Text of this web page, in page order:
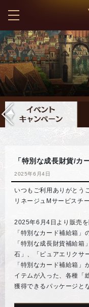
「特別な成長財貨/カ
2025年6月4日
いつもご利用ありがとう
リネージュMサービスチ
2025年6月4日より販売
「特別なカード補給箱」
「特別な成長財貨補給
石」、「ピュアエリクサ
「特別なカード補給箱
イテムが入った、各種「
獲得できるパッケージと